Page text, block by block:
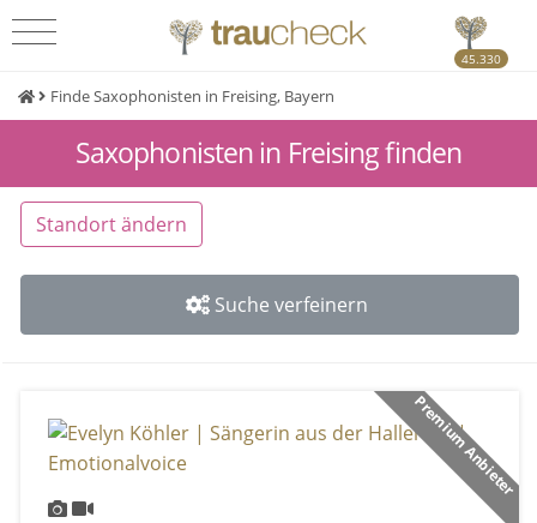
45.330
Finde Saxophonisten in Freising, Bayern
Saxophonisten in Freising finden
Standort ändern
Suche verfeinern
Premium Anbieter